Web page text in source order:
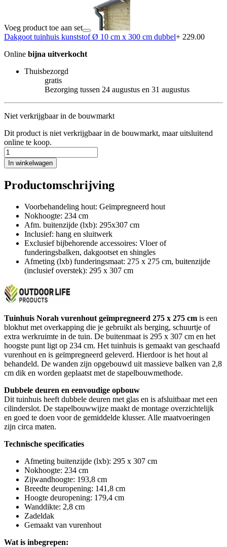
Voeg product toe aan set
Dakgoot tuinhuis kunststof Ø 10 cm x 300 cm dubbel+ 229.00
Online bijna uitverkocht
Thuisbezorgd
gratis
Bezorging tussen 24 augustus en 31 augustus
Niet verkrijgbaar in de bouwmarkt
Dit product is niet verkrijgbaar in de bouwmarkt, maar uitsluitend
online te koop.
In winkelwagen
Productomschrijving
Voorbehandeling hout: Geïmpregneerd hout
Nokhoogte: 234 cm
Afm. buitenzijde (lxb): 295x307 cm
Inclusief: hang en sluitwerk
Exclusief bijbehorende accessoires: Vloer of
funderingsbalken, dakgootset en shingles
Afmeting (lxb) funderingsmaat: 275 x 275 cm, buitenzijde
(inclusief overstek): 295 x 307 cm
Tuinhuis Norah vurenhout geïmpregneerd 275 x 275 cm is een
blokhut met overkapping die je gebruikt als berging, schuurtje of
extra werkruimte in de tuin. De buitenmaat is 295 x 307 cm en het
hoogste punt ligt op 234 cm. Het tuinhuis is gemaakt van geschaafd
vurenhout en is geïmpregneerd geleverd. Hierdoor is het hout al
behandeld. De wanden zijn opgebouwd uit massieve balken van 2,8
cm dik en worden geplaatst met de stapelbouwmethode.
Dubbele deuren en eenvoudige opbouw
Dit tuinhuis heeft dubbele deuren met glas en is afsluitbaar met een
cilinderslot. De stapelbouwwijze maakt de montage overzichtelijk
en goed te doen voor de gemiddelde klusser. Alle maatvoeringen
zijn circa maten.
Technische specificaties
Afmeting buitenzijde (lxb): 295 x 307 cm
Nokhoogte: 234 cm
Zijwandhoogte: 193,8 cm
Breedte deuropening: 141,8 cm
Hoogte deuropening: 179,4 cm
Wanddikte: 2,8 cm
Zadeldak
Gemaakt van vurenhout
Wat is inbegrepen: